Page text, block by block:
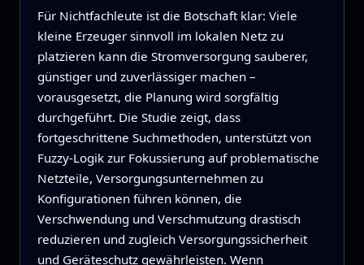
Für Nichtfachleute ist die Botschaft klar: Viele
kleine Erzeuger sinnvoll im lokalen Netz zu
platzieren kann die Stromversorgung sauberer,
günstiger und zuverlässiger machen –
vorausgesetzt, die Planung wird sorgfältig
durchgeführt. Die Studie zeigt, dass
fortgeschrittene Suchmethoden, unterstützt von
Fuzzy-Logik zur Fokussierung auf problematische
Netzteile, Versorgungsunternehmen zu
Konfigurationen führen können, die
Verschwendung und Verschmutzung drastisch
reduzieren und zugleich Versorgungssicherheit
und Geräteschutz gewährleisten. Wenn